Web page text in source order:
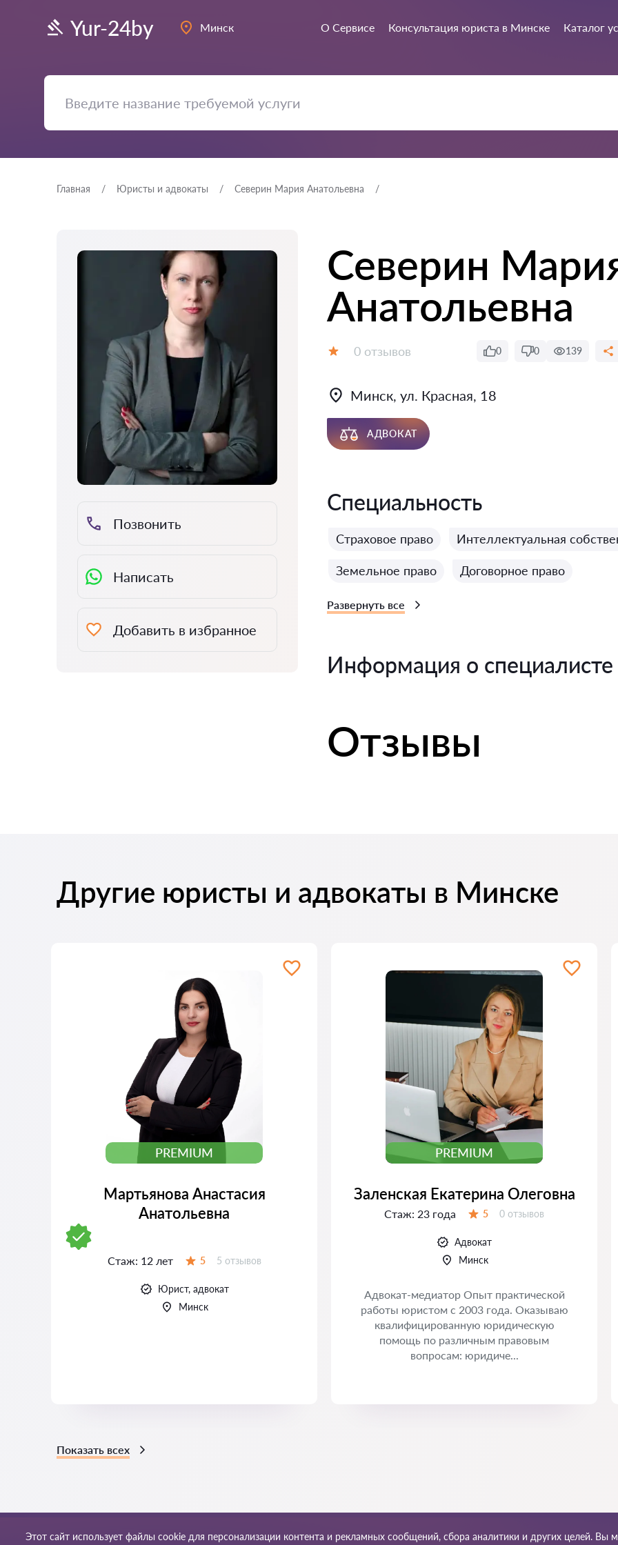
Yur-24by Минск О Сервисе Консультация юриста в Минске Каталог
Главная Юристы и адвокаты Северин Мария Анатольевна
Позвонить
Написать
Добавить в избранное
Северин
Анатольевна
Отзывов:
0 отзывов 0 0 139
Минск, ул. Красная, 18
АДВОКАТ
Специальность
Страховое право Интеллектуальная
Земельное право Договорное право
Развернуть все
Информация о специалисте
Отзывы
Другие юристы и адвокаты в Минске
PREMIUM
Мартьянова Анастасия
Анатольевна
Стаж: 12 лет 5 Отзывов:
5 отзывов
Юрист, адвокат
Минск
PREMIUM
Заленская Екатерина Олеговна
Стаж: 23 года 5 Отзывов:
0 отзывов
Адвокат
Минск
Адвокат-медиатор Опыт практической
работы юристом с 2003 года. Оказываю
квалифицированную юридическую
помощь по различным правовым
вопросам: юридиче...
Показать всех
© 2026 Yur-24by Правила пользования Карта сайта Наша сеть по миру
Этот сайт использует файлы cookie для персонализации контента и рекламных сообщений, сбора аналитики и других целей. Вы